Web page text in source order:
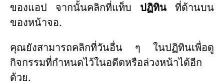
ของแอป จากนั้นคลิกที่แท็บ ปฏิทิน ที่ด้านบน
ของหน้าจอ.
คุณยังสามารถคลิกที่วันอื่น ๆ ในปฏิทินเพื่อดู
กิจกรรมที่กำหนดไว้ในอดีตหรือล่วงหน้าได้อีก
ด้วย.